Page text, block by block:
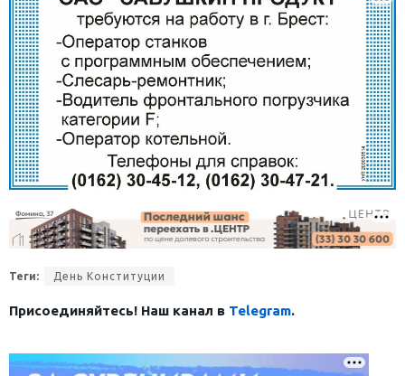
Теги: День Конституции
Присоединяйтесь! Наш канал в Telegram.